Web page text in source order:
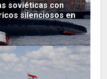
soviéticas con
silenciosos en